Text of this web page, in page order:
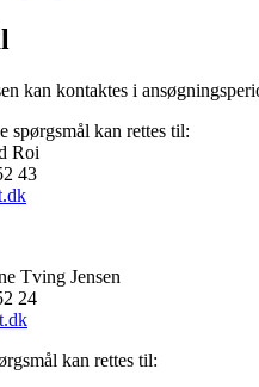
kan kontaktes i
spørgsmål kan rettes til:
Roi
43
Tving Jensen
24
kan rettes til: